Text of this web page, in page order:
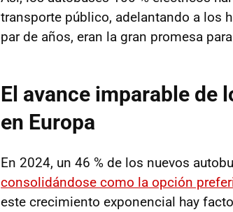
transporte público, adelantando a los
par de años, eran la gran promesa
El avance imparable de
en Europa
En 2024, un 46 % de los nuevos
consolidándose como la opción
este crecimiento exponencial hay